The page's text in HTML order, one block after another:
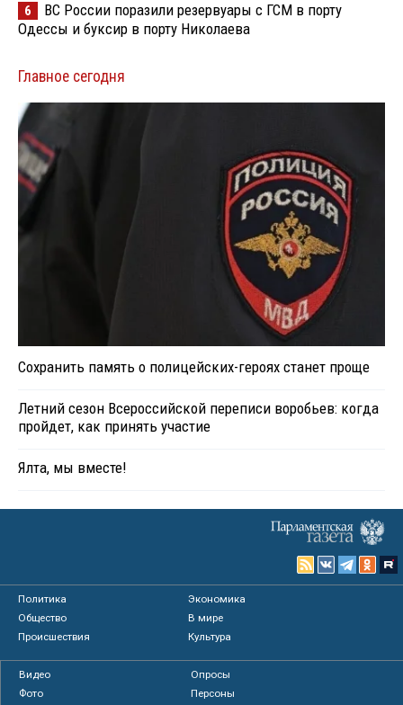
6
ВС России поразили резервуары с ГСМ в порту
Одессы и буксир в порту Николаева
Главное сегодня
Сохранить память о полицейских-героях станет проще
Летний сезон Всероссийской переписи воробьев: когда
пройдет, как принять участие
Ялта, мы вместе!
Политика
Экономика
Общество
В мире
Происшествия
Культура
Видео
Опросы
Фото
Персоны